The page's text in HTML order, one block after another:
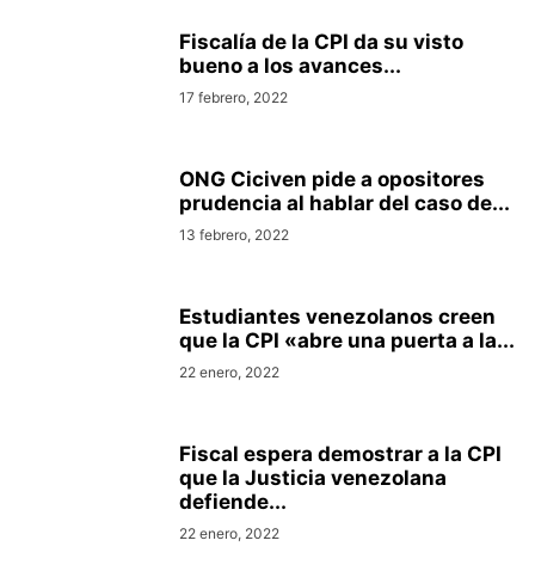
Fiscalía de la CPI da su visto
bueno a los avances...
17 febrero, 2022
ONG Ciciven pide a opositores
prudencia al hablar del caso de...
13 febrero, 2022
Estudiantes venezolanos creen
que la CPI «abre una puerta a la...
22 enero, 2022
Fiscal espera demostrar a la CPI
que la Justicia venezolana
defiende...
22 enero, 2022